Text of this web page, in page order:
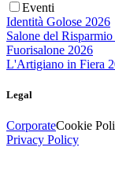
Eventi
Identità Golose 2026
Salone del
Fuorisalone 2026
L'Artigiano in Fiera
Legal
CorporateCookie
Privacy Policy